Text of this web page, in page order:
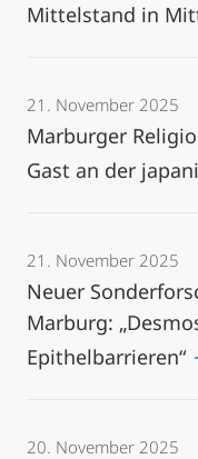
Mittelstand in
21. November 2025
Marburger
Gast an der
21. November 2025
Neuer
Marburg:
Epithelbarrieren“
20. November 2025